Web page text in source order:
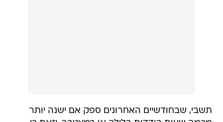
תשבי, שבחודשיים האחרונים ספק אם ישנה יותר